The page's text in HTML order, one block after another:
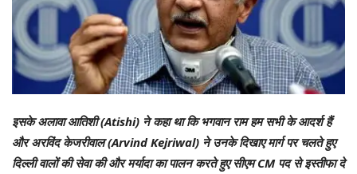
इसके अलावा आतिशी (Atishi) ने कहा था कि भगवान राम हम सभी के आदर्श हैं
और अरविंद केजरीवाल (Arvind Kejriwal) ने उनके दिखाए मार्ग पर चलते हुए
दिल्ली वालों की सेवा की और मर्यादा का पालन करते हुए सीएम CM पद से इस्तीफा दे